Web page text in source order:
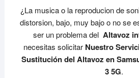
¿La musica o la reproducion de
distorsion, bajo, muy bajo o no se
ser un problema del Altavoz
necesitas solicitar Nuestro
Sustitución del Altavoz en
3 5G.